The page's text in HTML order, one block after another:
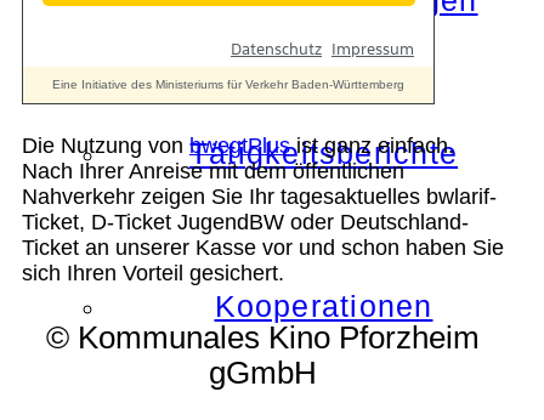
Tätigkeitsberichte
Kooperationen
Die Nutzung von bwegtPlusist ganz einfach.
Nach Ihrer Anreise mit dem öffentlichen
Nahverkehr zeigen Sie Ihr tagesaktuelles bwlarif-
Ticket, D-Ticket JugendBW oder Deutschland-
Ticket an unserer Kasse vor und schon haben Sie
sich Ihren Vorteil gesichert.
© Kommunales Kino Pforzheim
gGmbH